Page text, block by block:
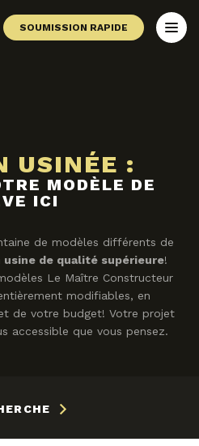
SOUMISSION RAPIDE
USINÉE :
MODÈLE DE
ICI
de modèles différents de
usine de qualité supérieure!
Le Maître Constructeur
modifiables, en
de votre budget! Votre projet
accessible que vous pensez.